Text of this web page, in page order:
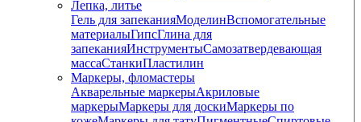
Лепка, литье
Гель для запеканияМоделинВспомогательные
материалыГипсГлина для
запеканияИнструментыСамозатвердевающая
массаСтанкиПластилин
Маркеры, фломастеры
Акварельные маркерыАкриловые
маркерыМаркеры для доскиМаркеры по